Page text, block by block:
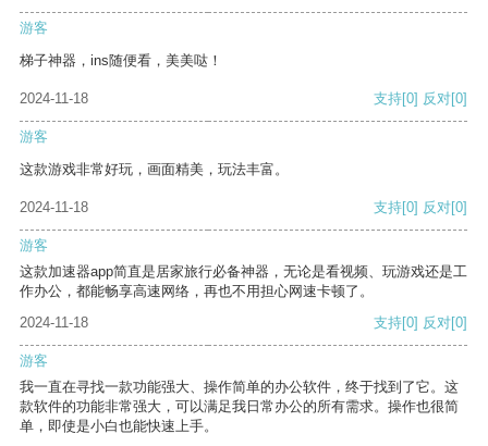
游客
梯子神器，ins随便看，美美哒！
2024-11-18 支持[0] 反对[0]
游客
这款游戏非常好玩，画面精美，玩法丰富。
2024-11-18 支持[0] 反对[0]
游客
这款加速器app简直是居家旅行必备神器，无论是看视频、玩游戏还是工
作办公，都能畅享高速网络，再也不用担心网速卡顿了。
2024-11-18
支持[0] 反对[0]
游客
我一直在寻找一款功能强大、操作简单的办公软件，终于找到了它。这
款软件的功能非常强大，可以满足我日常办公的所有需求。操作也很简
单，即使是小白也能快速上手。